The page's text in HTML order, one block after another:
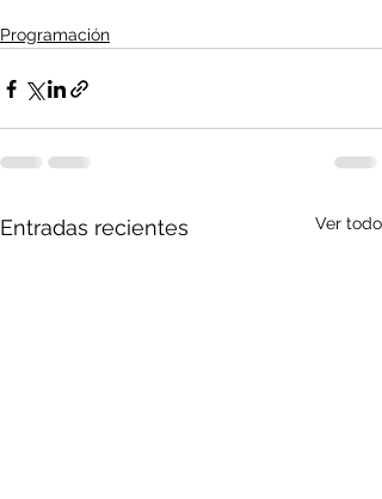
Programación
Entradas recientes Ver todo